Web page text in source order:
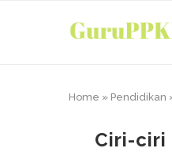
Home » Pendidikan
Ciri-ciri